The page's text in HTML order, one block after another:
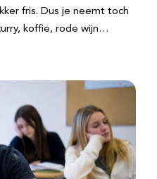
fris. Dus je neemt toch
koffie, rode wijn…